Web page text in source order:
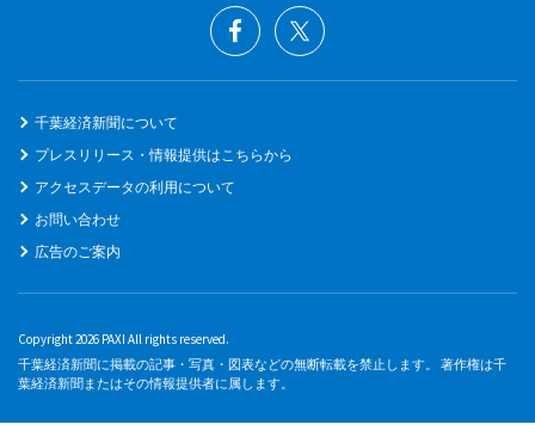
千葉経済新聞について
プレスリリース・情報提供はこちらから
アクセスデータの利用について
お問い合わせ
広告のご案内
Copyright 2026 PAXI All rights reserved.
千葉経済新聞に掲載の記事・写真・図表などの無断転載を禁止します。 著作権は千
葉経済新聞またはその情報提供者に属します。